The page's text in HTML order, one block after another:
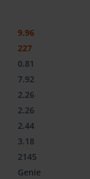
9.96
227
0.81
7.92
2.26
2.26
2.44
3.18
2145
Genie